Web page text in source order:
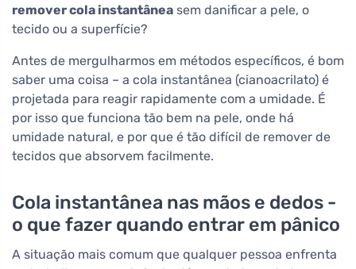
remover cola instantânea sem danificar a pele, o
tecido ou a superfície?
Antes de mergulharmos em métodos específicos, é bom
saber uma coisa – a cola instantânea (cianoacrilato) é
projetada para reagir rapidamente com a umidade. É
por isso que funciona tão bem na pele, onde há
umidade natural, e por que é tão difícil de remover de
tecidos que absorvem facilmente.
Cola instantânea nas mãos e dedos -
o que fazer quando entrar em pânico
A situação mais comum que qualquer pessoa enfrenta